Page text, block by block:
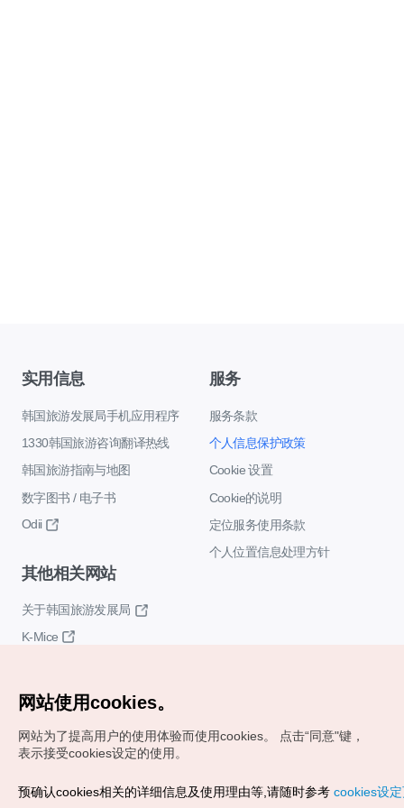
实用信息
韩国旅游发展局手机应用程序
1330韩国旅游咨询翻译热线
韩国旅游指南与地图
数字图书 / 电子书
Odii
服务
服务条款
个人信息保护政策
Cookie 设置
Cookie的说明
定位服务使用条款
个人位置信息处理方针
其他相关网站
关于韩国旅游发展局
K-Mice
Copyrights (c) 韩国旅游发展局版权所有
网站使用cookies。
网站为了提高用户的使用体验而使用cookies。
点击“同意"键，
表示接受cookies设定的使用。
预确认cookies相关的详细信息及使用理由等,请随时参考 cookies设